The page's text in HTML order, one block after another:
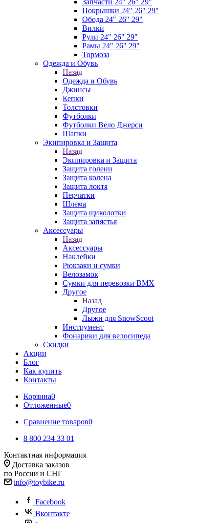
Запчасти 24" 26" 29"
Покрышки 24" 26" 29"
Обода 24" 26" 29"
Вилки
Рули 24" 26" 29"
Рамы 24" 26" 29"
Тормоза
Одежда и Обувь
Назад
Одежда и Обувь
Джинсы
Кепки
Толстовки
Футболки
Футболки Вело Джерси
Шапки
Экипировка и Защита
Назад
Экипировка и Защита
Защита голени
Защита колена
Защита локтя
Перчатки
Шлема
Защита щиколотки
Защита запястья
Аксессуары
Назад
Аксессуары
Наклейки
Рюкзаки и сумки
Велозамок
Сумки для перевозки BMX
Другое
Назад
Другое
Лыжи для SnowScoot
Инструмент
Фонарики для велосипеда
Скидки
Акции
Блог
Как купить
Контакты
Корзина0
Отложенные0
Сравнение товаров0
8 800 234 33 01
Контактная информация
Доставка заказов
по России и СНГ
info@toybike.ru
Facebook
Вконтакте